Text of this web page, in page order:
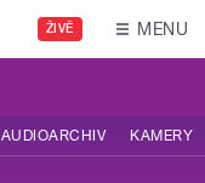
ŽIVĚ MENU
AUDIOARCHIV KAMERY